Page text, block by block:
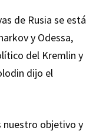
de Rusia se está
y Odessa,
del Kremlin y
dijo el
nuestro objetivo y